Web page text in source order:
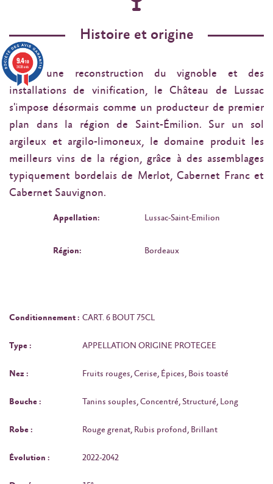
Histoire et origine
Après une reconstruction du vignoble et des
installations de vinification, le Château de Lussac
s'impose désormais comme un producteur de premier
plan dans la région de Saint-Émilion. Sur un sol
argileux et argilo-limoneux, le domaine produit les
meilleurs vins de la région, grâce à des assemblages
typiquement bordelais de Merlot, Cabernet Franc et
Cabernet Sauvignon.
Appellation: Lussac-Saint-Emilion
Région: Bordeaux
Conditionnement : CART. 6 BOUT 75CL
Type : APPELLATION ORIGINE PROTEGEE
Nez : Fruits rouges, Cerise, Épices, Bois toasté
Bouche : Tanins souples, Concentré, Structuré, Long
Robe : Rouge grenat, Rubis profond, Brillant
Évolution : 2022-2042
9.4/10
3638 avis